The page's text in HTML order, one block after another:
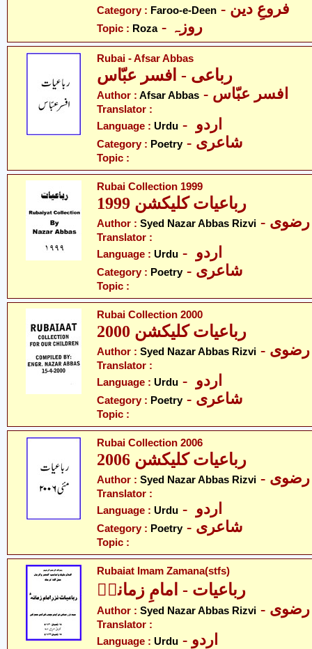
Category : Faroo-e-Deen - فروعِ دین
Topic : Roza - روزہ
Rubai - Afsar Abbas
رباعی - افسر عبّاس
Author : Afsar Abbas
Translator :
Language : Urdu
Category : Poetry - شاعری
Topic :
Rubai Collection 1999
رباعیات کلیکشن 1999
Author : Syed Nazar Abbas Rizvi رضوی
Translator :
Language : Urdu
Category : Poetry - شاعری
Topic :
Rubai Collection 2000
رباعیات کلیکشن 2000
Author : Syed Nazar Abbas Rizvi رضوی
Translator :
Language : Urdu
Category : Poetry - شاعری
Topic :
Rubai Collection 2006
رباعیات کلیکشن 2006
Author : Syed Nazar Abbas Rizvi رضوی
Translator :
Language : Urdu
Category : Poetry - شاعری
Topic :
Rubaiat Imam Zamana(stfs)
رباعیات - امامِ زمانہؑ
Author : Syed Nazar Abbas Rizvi رضوی
Translator :
Language : Urdu - اردو